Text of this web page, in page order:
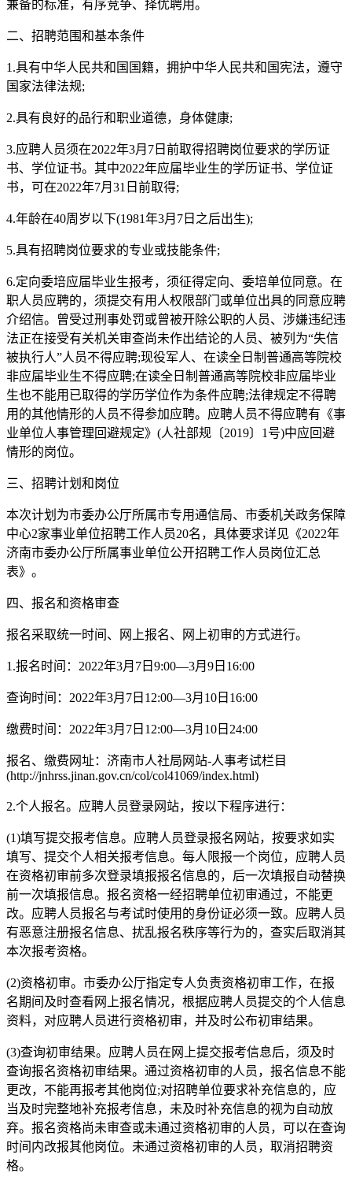
兼备的标准，有序竞争、择优聘用。
二、招聘范围和基本条件
1.具有中华人民共和国国籍，拥护中华人民共和国宪法，遵守
国家法律法规;
2.具有良好的品行和职业道德，身体健康;
3.应聘人员须在2022年3月7日前取得招聘岗位要求的学历证
书、学位证书。其中2022年应届毕业生的学历证书、学位证
书，可在2022年7月31日前取得;
4.年龄在40周岁以下(1981年3月7日之后出生);
5.具有招聘岗位要求的专业或技能条件;
6.定向委培应届毕业生报考，须征得定向、委培单位同意。在
职人员应聘的，须提交有用人权限部门或单位出具的同意应聘
介绍信。曾受过刑事处罚或曾被开除公职的人员、涉嫌违纪违
法正在接受有关机关审查尚未作出结论的人员、被列为“失信
被执行人”人员不得应聘;现役军人、在读全日制普通高等院校
非应届毕业生不得应聘;在读全日制普通高等院校非应届毕业
生也不能用已取得的学历学位作为条件应聘;法律规定不得聘
用的其他情形的人员不得参加应聘。应聘人员不得应聘有《事
业单位人事管理回避规定》(人社部规〔2019〕1号)中应回避
情形的岗位。
三、招聘计划和岗位
本次计划为市委办公厅所属市专用通信局、市委机关政务保障
中心2家事业单位招聘工作人员20名，具体要求详见《2022年
济南市委办公厅所属事业单位公开招聘工作人员岗位汇总
表》。
四、报名和资格审查
报名采取统一时间、网上报名、网上初审的方式进行。
1.报名时间：2022年3月7日9:00—3月9日16:00
查询时间：2022年3月7日12:00—3月10日16:00
缴费时间：2022年3月7日12:00—3月10日24:00
报名、缴费网址：济南市人社局网站-人事考试栏目
(http://jnhrss.jinan.gov.cn/col/col41069/index.html)
2.个人报名。应聘人员登录网站，按以下程序进行：
(1)填写提交报考信息。应聘人员登录报名网站，按要求如实
填写、提交个人相关报考信息。每人限报一个岗位，应聘人员
在资格初审前多次登录填报报名信息的，后一次填报自动替换
前一次填报信息。报名资格一经招聘单位初审通过，不能更
改。应聘人员报名与考试时使用的身份证必须一致。应聘人员
有恶意注册报名信息、扰乱报名秩序等行为的，查实后取消其
本次报考资格。
(2)资格初审。市委办公厅指定专人负责资格初审工作，在报
名期间及时查看网上报名情况，根据应聘人员提交的个人信息
资料，对应聘人员进行资格初审，并及时公布初审结果。
(3)查询初审结果。应聘人员在网上提交报考信息后，须及时
查询报名资格初审结果。通过资格初审的人员，报名信息不能
更改，不能再报考其他岗位;对招聘单位要求补充信息的，应
当及时完整地补充报考信息，未及时补充信息的视为自动放
弃。报名资格尚未审查或未通过资格初审的人员，可以在查询
时间内改报其他岗位。未通过资格初审的人员，取消招聘资
格。